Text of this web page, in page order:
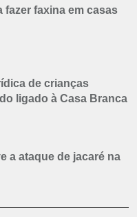
fazer faxina em casas
de crianças
ligado à Casa Branca
a ataque de jacaré na